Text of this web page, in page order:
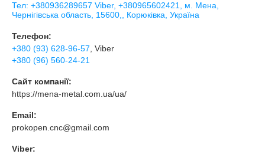
Тел: +380936289657 Viber, +380965602421, м. Мена,
Чернігівська область, 15600,, Корюківка, Україна
Телефон:
+380 (93) 628-96-57 , Viber
+380 (96) 560-24-21
Сайт компанії:
https://mena-metal.com.ua/ua/
Email:
prokopen.cnc@gmail.com
Viber: